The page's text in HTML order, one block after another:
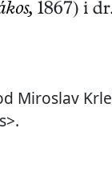
1867) i
Miroslav